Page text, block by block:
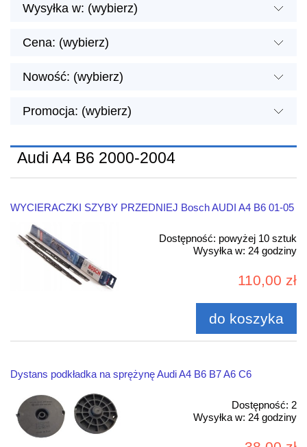
Wysyłka w: (wybierz)
Cena: (wybierz)
Nowość: (wybierz)
Promocja: (wybierz)
Audi A4 B6 2000-2004
WYCIERACZKI SZYBY PRZEDNIEJ Bosch AUDI A4 B6 01-05
Dostępność: powyżej 10 sztuk
Wysyłka w: 24 godziny
110,00 zł
do koszyka
Dystans podkładka na sprężynę Audi A4 B6 B7 A6 C6
Dostępność: 2
Wysyłka w: 24 godziny